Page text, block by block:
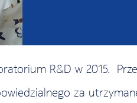
R&D w 2015.
za